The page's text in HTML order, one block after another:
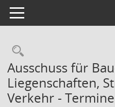
Toggle navigation
Ausschuss für
Liegenschaften,
Verkehr -